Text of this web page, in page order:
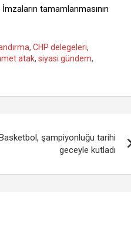
tamamlanmasının
, CHP delegeleri,
atak, siyasi gündem,
şampiyonluğu tarihi
geceyle kutladı